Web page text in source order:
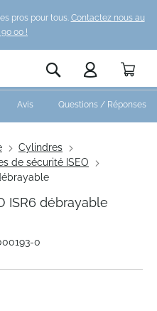
pros pour tous. Contactez nous au
90 00 !
Rechercher
Cylindres
de sécurité ISEO
ISR6 débrayable
0
Avis Questions / Réponses